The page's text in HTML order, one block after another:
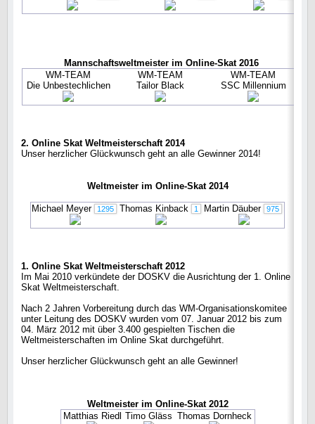
Mannschaftsweltmeister im Online-Skat 2016
WM-TEAM
Die Unbestechlichen
WM-TEAM
Tailor Black
WM-TEAM
SSC Millennium
2. Online Skat Weltmeisterschaft 2014
Unser herzlicher Glückwunsch geht an alle Gewinner 2014!
Weltmeister im Online-Skat 2014
Michael Meyer 1295 Thomas Kinback 1 Martin Däuber 975
1. Online Skat Weltmeisterschaft 2012
Im Mai 2010 verkündete der DOSKV die Ausrichtung der 1. Online
Skat Weltmeisterschaft.
Nach 2 Jahren Vorbereitung durch das WM-Organisationskomitee
unter Leitung des DOSKV wurden vom 07. Januar 2012 bis zum
04. März 2012 mit über 3.400 gespielten Tischen die
Weltmeisterschaften im Online Skat durchgeführt.
Unser herzlicher Glückwunsch geht an alle Gewinner!
Weltmeister im Online-Skat 2012
Matthias Riedl Timo Gläss Thomas Dornheck